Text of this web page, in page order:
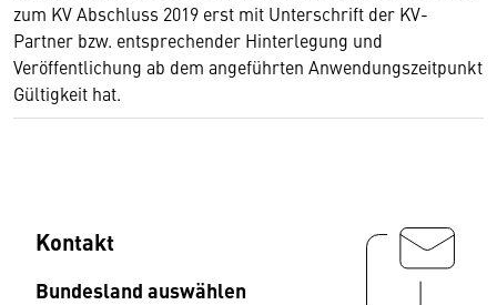
zum KV Abschluss 2019 erst mit Unterschrift der KV-
Partner bzw. entsprechender Hinterlegung und
Veröffentlichung ab dem angeführten Anwendungszeitpunkt
Gültigkeit hat.
Kontakt
Bundesland auswählen